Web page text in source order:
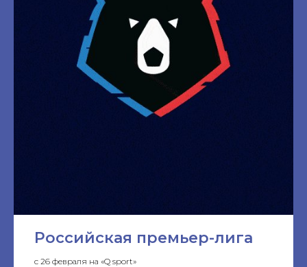
Российская премьер-лига
с 26 февраля на «Q sport»